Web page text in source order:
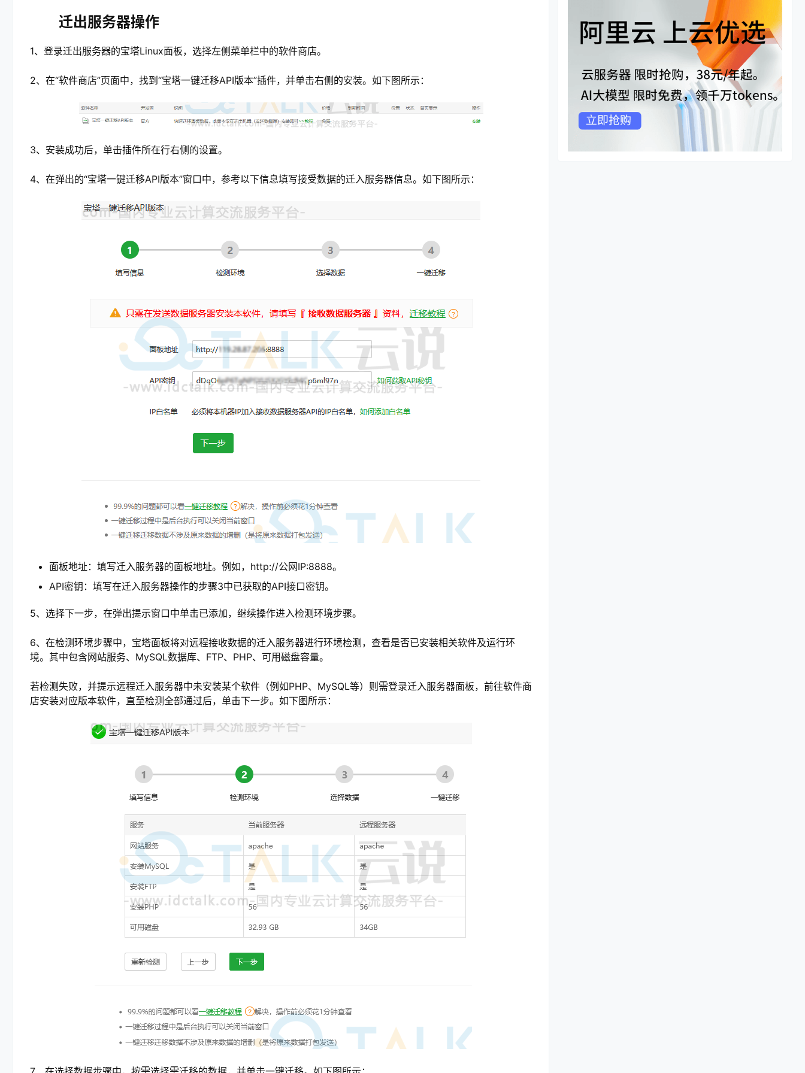
迁出服务器操作
1、登录迁出服务器的宝塔Linux面板，选择左侧菜单栏中的软件商店。
2、在“软件商店”页面中，找到“宝塔一键迁移API版本”插件，并单击右侧的安装。如下图所示：
3、安装成功后，单击插件所在行右侧的设置。
4、在弹出的“宝塔一键迁移API版本”窗口中，参考以下信息填写接受数据的迁入服务器信息。如下图所示：
面板地址：填写迁入服务器的面板地址。例如，http://公网IP:8888。
API密钥：填写在迁入服务器操作的步骤3中已获取的API接口密钥。
5、选择下一步，在弹出提示窗口中单击已添加，继续操作进入检测环境步骤。
6、在检测环境步骤中，宝塔面板将对远程接收数据的迁入服务器进行环境检测，查看是否已安装相关软件及运行环
境。其中包含网站服务、MySQL数据库、FTP、PHP、可用磁盘容量。
若检测失败，并提示远程迁入服务器中未安装某个软件（例如PHP、MySQL等）则需登录迁入服务器面板，前往软件商
店安装对应版本软件，直至检测全部通过后，单击下一步。如下图所示：